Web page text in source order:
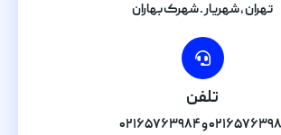
تهران , شهریار . شهرک بهاران
تلفن
و ۰۲۱۶۵۷۶۳۹۸۴